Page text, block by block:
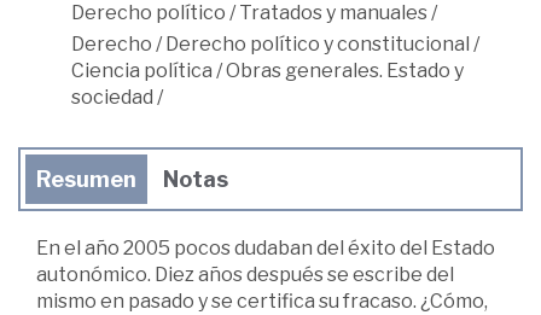
Derecho político /Tratados y manuales/
Derecho / Derecho político y constitucional /
Ciencia política /Obras generales. Estado y
sociedad /
Resumen Notas
En el año 2005 pocos dudaban del éxito del Estado
autonómico. Diez años después se escribe del
mismo en pasado y se certifica su fracaso. ¿Cómo,